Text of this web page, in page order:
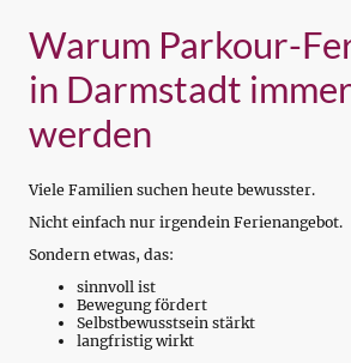
Warum Parkour-
in Darmstadt
werden
Viele Familien suchen heute bewusster.
Nicht einfach nur irgendein Ferienangebot.
Sondern etwas, das:
sinnvoll ist
Bewegung fördert
Selbstbewusstsein stärkt
langfristig wirkt